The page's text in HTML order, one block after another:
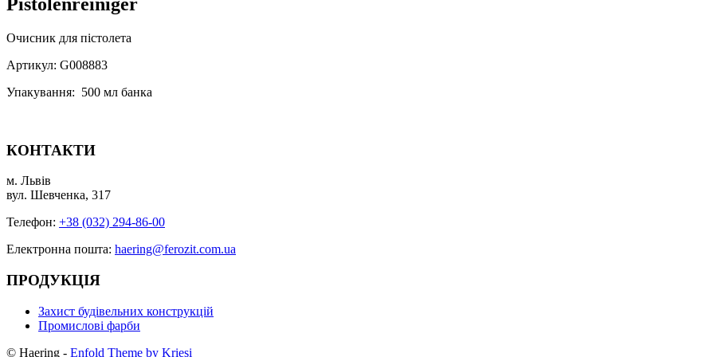
Очисник для пістолета
Артикул: G008883
Упакування: 500 мл банка
КОНТАКТИ
м. Львів
вул. Шевченка, 317
Телефон: +38 (032) 294-86-00
Електронна пошта: haering@ferozit.com.ua
ПРОДУКЦІЯ
Захист будівельних конструкцій
Промислові фарби
© Haering - Enfold Theme by Kriesi